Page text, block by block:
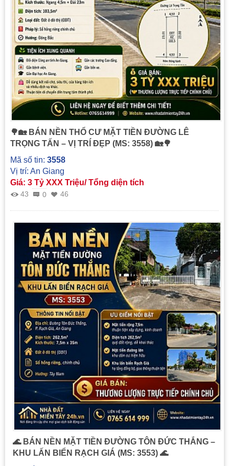
🌳🏡 BÁN NỀN THỔ CƯ MẶT TIỀN ĐƯỜNG LÊ
TRỌNG TẤN – VỊ TRÍ ĐẸP (MS: 3558) 🏡🌳
Mã số tin: 3558
Vị trí: An Giang
Giá: 3 Tỷ XXX Triệu/ Tổng diện tích
43 0 46
🌊 BÁN NỀN MẶT TIỀN ĐƯỜNG TÔN ĐỨC THẮNG –
KHU LẤN BIỂN RẠCH GIÁ (MS: 3553) 🌊